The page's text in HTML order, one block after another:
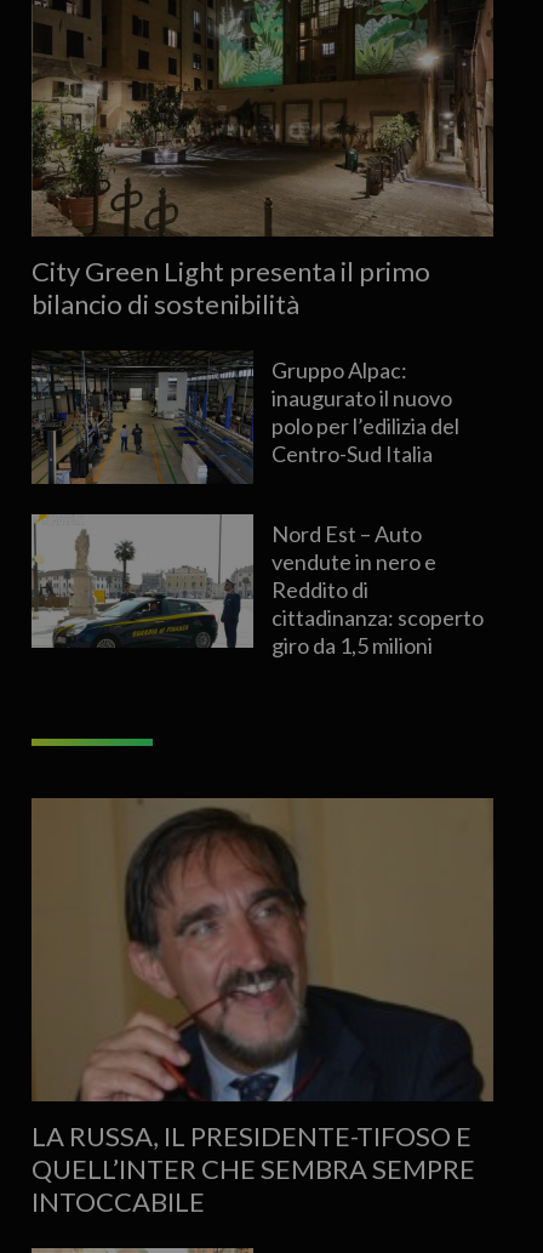
City Green Light presenta il primo
bilancio di sostenibilità
Gruppo Alpac:
inaugurato il nuovo
polo per l’edilizia del
Centro-Sud Italia
Nord Est – Auto
vendute in nero e
Reddito di
cittadinanza: scoperto
giro da 1,5 milioni
LA RUSSA, IL PRESIDENTE-TIFOSO E
QUELL’INTER CHE SEMBRA SEMPRE
INTOCCABILE